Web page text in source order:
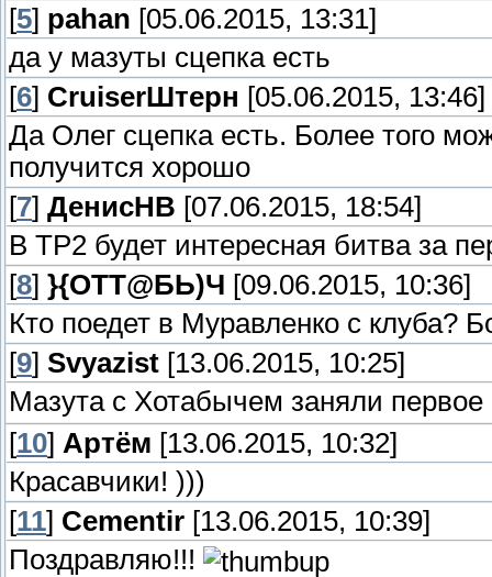
[5] pahan [05.06.2015, 13:31]
да у мазуты сцепка есть
[6] СruiserШтерн [05.06.2015, 13:46]
Да Олег сцепка есть. Более того
получится хорошо
[7] ДенисНВ [07.06.2015, 18:54]
В ТР2 будет интересная битва за
[8] }{ОТТ@БЬ)Ч [09.06.2015, 10:36]
Кто поедет в Муравленко с клуба?
[9] Svyazist [13.06.2015, 10:25]
Мазута с Хотабычем заняли
[10] Артём [13.06.2015, 10:32]
Красавчики! )))
[11] Cementir [13.06.2015, 10:39]
Поздравляю!!!